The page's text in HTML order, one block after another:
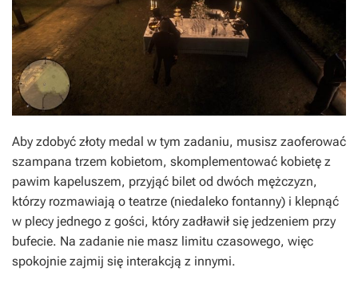
Aby zdobyć złoty medal w tym zadaniu, musisz zaoferować
szampana trzem kobietom, skomplementować kobietę z
pawim kapeluszem, przyjąć bilet od dwóch mężczyzn,
którzy rozmawiają o teatrze (niedaleko fontanny) i klepnąć
w plecy jednego z gości, który zadławił się jedzeniem przy
bufecie. Na zadanie nie masz limitu czasowego, więc
spokojnie zajmij się interakcją z innymi.